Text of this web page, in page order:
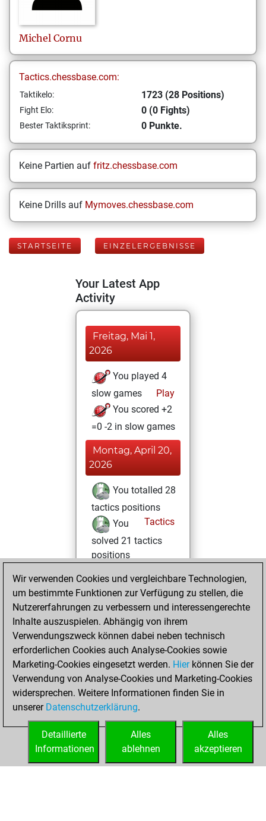
Michel Cornu
Tactics.chessbase.com:
Taktikelo: 1723 (28 Positions)
Fight Elo: 0 (0 Fights)
Bester Taktiksprint: 0 Punkte.
Keine Partien auf fritz.chessbase.com
Keine Drills auf Mymoves.chessbase.com
STARTSEITE EINZELERGEBNISSE
Your Latest App
Activity
Freitag, Mai 1,
2026
You played 4
slow games
Play
You scored +2
=0 -2 in slow games
Montag, April 20,
2026
You totalled 28
tactics positions
Tactics
You
solved 21 tactics
positions
an Elo of 1723 in
tactics positions
Samstag,
Dezember 27,
2014
You played 1
blitz games
Play
You scored +1
=0 -0 in blitz
Wir verwenden Cookies und vergleichbare Technologien,
um bestimmte Funktionen zur Verfügung zu stellen, die
Nutzererfahrungen zu verbessern und interessengerechte
Inhalte auszuspielen. Abhängig von ihrem
Verwendungszweck können dabei neben technisch
erforderlichen Cookies auch Analyse-Cookies sowie
Marketing-Cookies eingesetzt werden. Hierkönnen Sie der
Verwendung von Analyse-Cookies und Marketing-Cookies
widersprechen. Weitere Informationen finden Sie in
unserer Datenschutzerklärung.
Alles
akzeptieren
Alles
ablehnen
Detaillierte
Informationen